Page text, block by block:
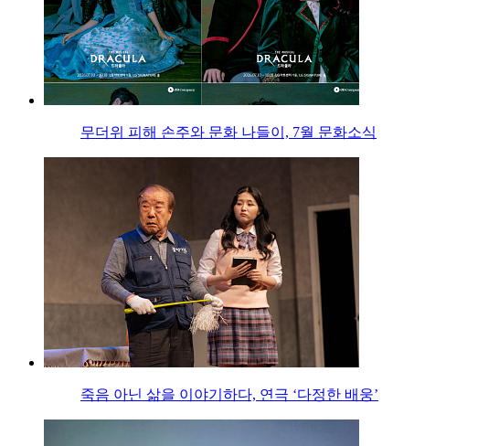
무더위 피해 손주와 문화 나들이, 7월 문화소식
죽음 아닌 삶을 이야기하다, 연극 ‘다정한 배웅’